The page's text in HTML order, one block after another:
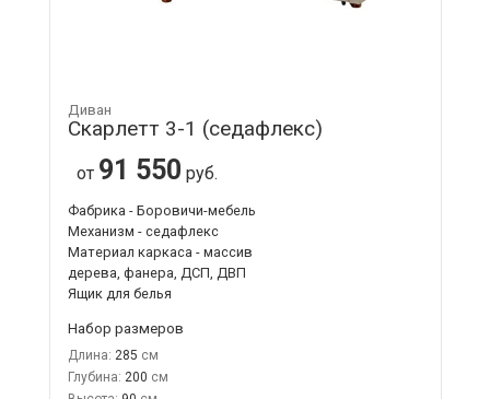
Диван
Скарлетт 3-1 (седафлекс)
от 91 550 руб.
Фабрика - Боровичи-мебель
Механизм - седафлекс
Материал каркаса - массив
дерева, фанера, ДСП, ДВП
Ящик для белья
Набор размеров
Длина: 285
Глубина: 200